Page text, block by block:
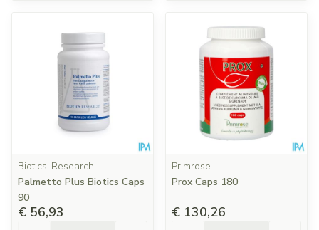
Biotics-Research
Palmetto Plus Biotics Caps
90
€ 56,93
Primrose
Prox Caps 180
€ 130,26